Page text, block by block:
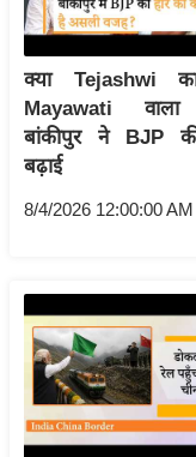
श
न
घ
रे
लू
नु
स्खे
ट
न
स्थ
ल
फि
क्या Tejashwi
Mayawati
बांकीपुर ने BJP
बढ़ाई
8/4/2026 12:00:00 AM